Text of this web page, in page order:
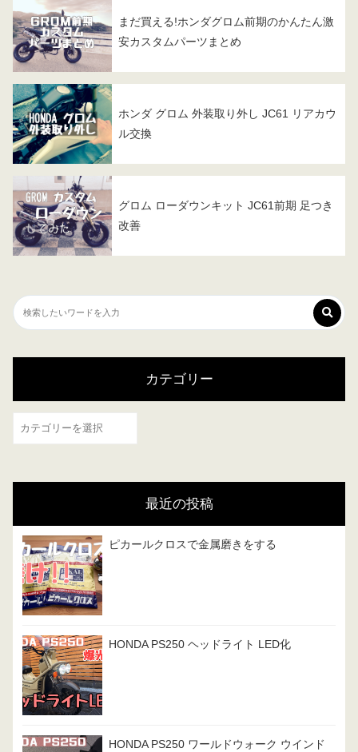
まだ買える!ホンダグロム前期のかんたん激
安カスタムパーツまとめ
ホンダ グロム 外装取り外し JC61 リアカウ
ル交換
グロム ローダウンキット JC61前期 足つき
改善
カテゴリー
カ
最近の投稿
ピカールクロスで金属磨きをする
HONDA PS250 ヘッドライト LED化
HONDA PS250 ワールドウォーク ウインド